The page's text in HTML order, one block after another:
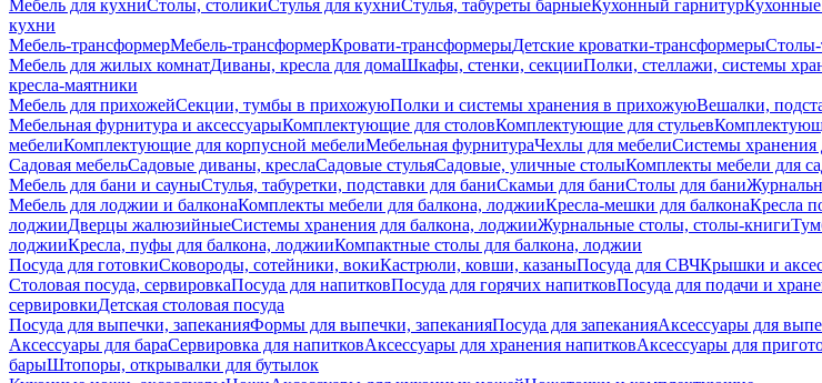
Мебель для кухниСтолы, столикиСтулья для кухниСтулья, табуреты барныеКухонный гарнитур
кухни
Мебель-трансформерМебель-трансформерКровати-трансформерыДетские кроватки-трансформеры
Мебель для жилых комнатДиваны, кресла для домаШкафы, стенки, секцииПолки, стеллажи, системы
кресла-маятники
Мебель для прихожейСекции, тумбы в прихожуюПолки и системы хранения в прихожуюВешалки,
Мебельная фурнитура и аксессуарыКомплектующие для столовКомплектующие для стульев
мебелиКомплектующие для корпусной мебелиМебельная фурнитураЧехлы для мебелиСистемы хранения
Садовая мебельСадовые диваны, креслаСадовые стульяСадовые, уличные столыКомплекты мебели для
Мебель для бани и сауныСтулья, табуретки, подставки для баниСкамьи для баниСтолы для бани
Мебель для лоджии и балконаКомплекты мебели для балкона, лоджииКресла-мешки для балконаКресла
лоджииДверцы жалюзийныеСистемы хранения для балкона, лоджииЖурнальные столы, столы-книги
лоджииКресла, пуфы для балкона, лоджииКомпактные столы для балкона, лоджии
Посуда для готовкиСковороды, сотейники, вокиКастрюли, ковши, казаныПосуда для СВЧКрышки и
Столовая посуда, сервировкаПосуда для напитковПосуда для горячих напитковПосуда для подачи и
сервировкиДетская столовая посуда
Посуда для выпечки, запеканияФормы для выпечки, запеканияПосуда для запеканияАксессуары для
Аксессуары для бараСервировка для напитковАксессуары для хранения напитковАксессуары для
барыШтопоры, открывалки для бутылок